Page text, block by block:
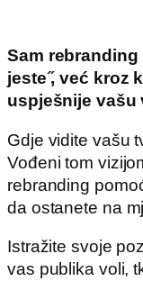
Sam
jeste ̋, već kroz
uspješnije vašu
Gdje vidite vašu
Vođeni tom
rebranding
da ostanete na
Istražite svoje
vas publika voli,